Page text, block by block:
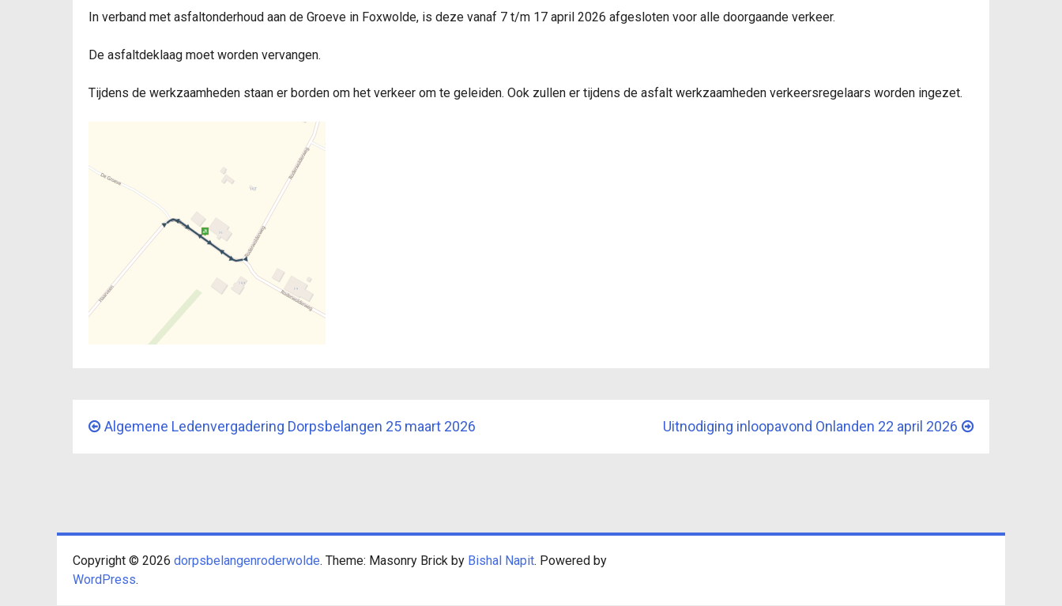
In verband met asfaltonderhoud aan de Groeve in Foxwolde, is deze vanaf 7 t/m 17 april 2026 afgesloten voor alle doorgaande verkeer.
De asfaltdeklaag moet worden vervangen.
Tijdens de werkzaamheden staan er borden om het verkeer om te geleiden. Ook zullen er tijdens de asfalt werkzaamheden verkeersregelaars worden ingezet.
Algemene Ledenvergadering Dorpsbelangen 25 maart 2026 Uitnodiging inloopavond Onlanden 22 april 2026
Copyright © 2026 dorpsbelangenroderwolde. Theme: Masonry Brick by Bishal Napit. Powered by
WordPress.